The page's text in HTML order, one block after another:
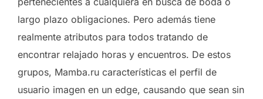
largo plazo obligaciones. Pero además tiene
realmente atributos para todos tratando de
encontrar relajado horas y encuentros. De estos
grupos, Mamba.ru características el perfil de
usuario imagen en un edge, causando que sean sin